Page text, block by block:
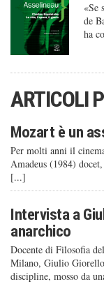
«Se
de
ha
ARTICOLI
Mozart è un
Per molti anni il
Amadeus (1984)
[...]
Intervista a
anarchico
Docente di Filosofia
Milano, Giulio Giorello
discipline, mosso da